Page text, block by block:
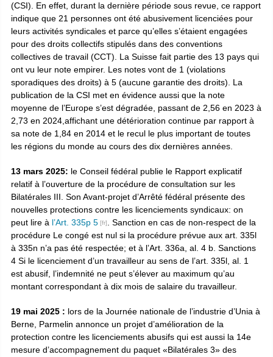
(CSI). En effet, durant la dernière période sous revue, ce rapport
indique que 21 personnes ont été abusivement licenciées pour
leurs activités syndicales et parce qu’elles s’étaient engagées
pour des droits collectifs stipulés dans des conventions
collectives de travail (CCT). La Suisse fait partie des 13 pays qui
ont vu leur note empirer. Les notes vont de 1 (violations
sporadiques des droits) à 5 (aucune garantie des droits). La
publication de la CSI met en évidence aussi que la note
moyenne de l’Europe s’est dégradée, passant de 2,56 en 2023 à
2,73 en 2024,affichant une détérioration continue par rapport à
sa note de 1,84 en 2014 et le recul le plus important de toutes
les régions du monde au cours des dix dernières années.
13 mars 2025: le Conseil fédéral publie le Rapport explicatif
relatif à l’ouverture de la procédure de consultation sur les
Bilatérales III. Son Avant-projet d’Arrêté fédéral présente des
nouvelles protections contre les licenciements syndicaux: on
peut lire à l’Art. 335p 5
. Sanction en cas de non-respect de la
procédure Le congé est nul si la procédure prévue aux art. 335l
à 335n n’a pas été respectée; et à l’Art. 336a, al. 4 b. Sanctions
4 Si le licenciement d’un travailleur au sens de l’art. 335l, al. 1
est abusif, l’indemnité ne peut s’élever au maximum qu’au
montant correspondant à dix mois de salaire du travailleur.
19 mai 2025 : lors de la Journée nationale de l’industrie d’Unia à
Berne, Parmelin annonce un projet d’amélioration de la
protection contre les licenciements abusifs qui est aussi la 14e
mesure d’accompagnement du paquet «Bilatérales 3» des